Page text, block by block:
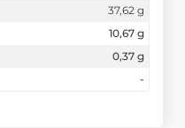
37,62 g
10,67 g
0,37 g
-